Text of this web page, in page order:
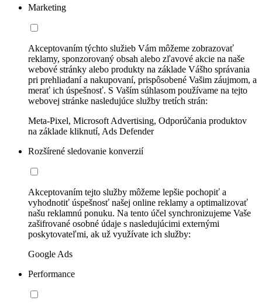
Marketing
Akceptovaním týchto služieb Vám môžeme zobrazovať
reklamy, sponzorovaný obsah alebo zľavové akcie na naše
webové stránky alebo produkty na základe Vášho správania
pri prehliadaní a nakupovaní, prispôsobené Vašim záujmom, a
merať ich úspešnosť. S Vaším súhlasom používame na tejto
webovej stránke nasledujúce služby tretích strán:
Meta-Pixel, Microsoft Advertising, Odporúčania produktov
na základe kliknutí, Ads Defender
Rozšírené sledovanie konverzií
Akceptovaním tejto služby môžeme lepšie pochopiť a
vyhodnotiť úspešnosť našej online reklamy a optimalizovať
našu reklamnú ponuku. Na tento účel synchronizujeme Vaše
zašifrované osobné údaje s nasledujúcimi externými
poskytovateľmi, ak už využívate ich služby:
Google Ads
Performance